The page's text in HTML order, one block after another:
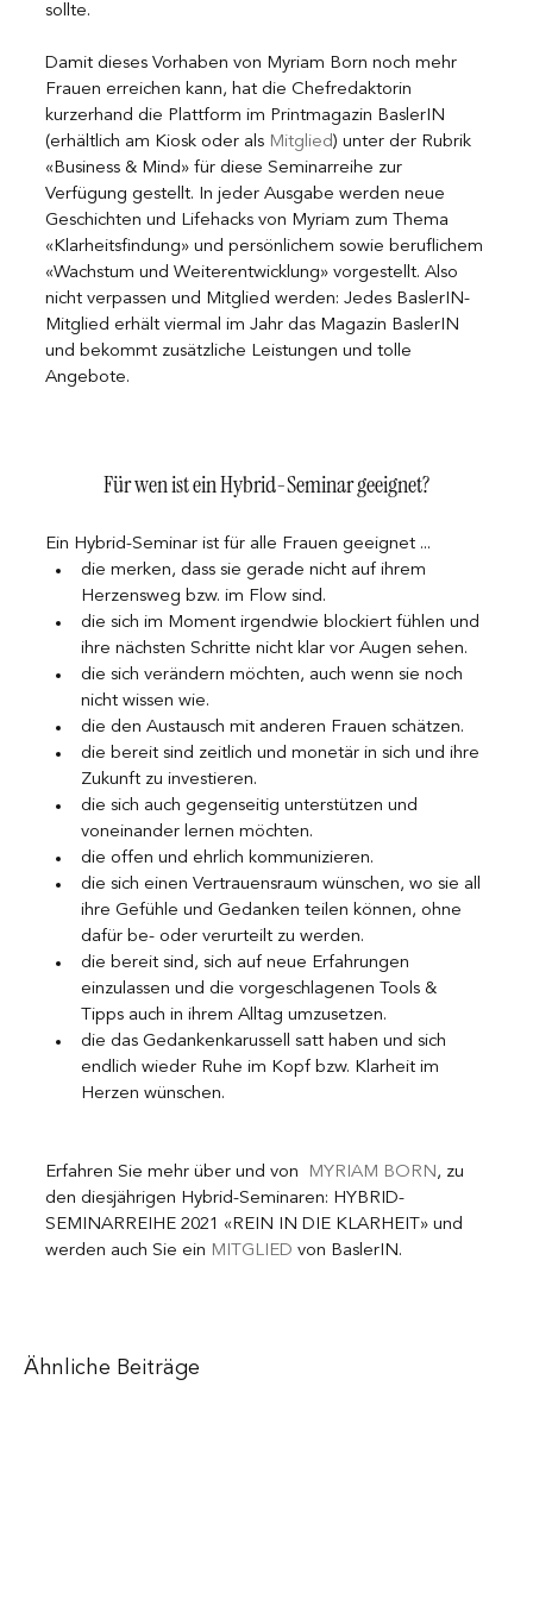
sollte.
Damit dieses Vorhaben von Myriam Born noch mehr
Frauen erreichen kann, hat die Chefredaktorin
kurzerhand die Plattform im Printmagazin BaslerIN
(erhältlich am Kiosk oder als Mitglied) unter der Rubrik
«Business & Mind» für diese Seminarreihe zur
Verfügung gestellt. In jeder Ausgabe werden neue
Geschichten und Lifehacks von Myriam zum Thema
«Klarheitsfindung» und persönlichem sowie beruflichem
«Wachstum und Weiterentwicklung» vorgestellt. Also
nicht verpassen und Mitglied werden: Jedes BaslerIN-
Mitglied erhält viermal im Jahr das Magazin BaslerIN
und bekommt zusätzliche Leistungen und tolle
Angebote.
Für wen ist ein Hybrid-Seminar geeignet?
Ein Hybrid-Seminar ist für alle Frauen geeignet ...
die merken, dass sie gerade nicht auf ihrem
Herzensweg bzw. im Flow sind.
die sich im Moment irgendwie blockiert fühlen und
ihre nächsten Schritte nicht klar vor Augen sehen.
die sich verändern möchten, auch wenn sie noch
nicht wissen wie.
die den Austausch mit anderen Frauen schätzen.
die bereit sind zeitlich und monetär in sich und ihre
Zukunft zu investieren.
die sich auch gegenseitig unterstützen und
voneinander lernen möchten.
die offen und ehrlich kommunizieren.
die sich einen Vertrauensraum wünschen, wo sie all
ihre Gefühle und Gedanken teilen können, ohne
dafür be- oder verurteilt zu werden.
die bereit sind, sich auf neue Erfahrungen
einzulassen und die vorgeschlagenen Tools &
Tipps auch in ihrem Alltag umzusetzen.
die das Gedankenkarussell satt haben und sich
endlich wieder Ruhe im Kopf bzw. Klarheit im
Herzen wünschen.
Erfahren Sie mehr über und von MYRIAM BORN, zu
den diesjährigen Hybrid-Seminaren: HYBRID-
SEMINARREIHE 2021 «REIN IN DIE KLARHEIT» und
werden auch Sie ein MITGLIED von BaslerIN.
Ähnliche Beiträge